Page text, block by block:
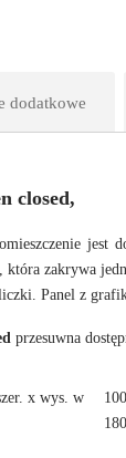
dodatkowe
closed,
jest
zakrywa
Panel z
przesuwna
x wys. w